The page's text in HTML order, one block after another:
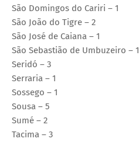
São Domingos do Cariri – 1
São João do Tigre – 2
São José de Caiana – 1
São Sebastião de Umbuzeiro – 1
Seridó – 3
Serraria – 1
Sossego – 1
Sousa – 5
Sumé – 2
Tacima – 3